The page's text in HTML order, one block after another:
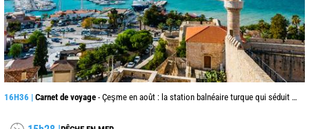
16H36 | Carnet de voyage - Çeşme en août : la station balnéaire turque qui séduit jusque de l’autre côté de la mer Égée